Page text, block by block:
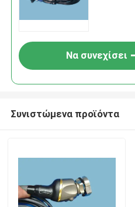
Να συνεχίσει
Συνιστώμενα προϊόντα